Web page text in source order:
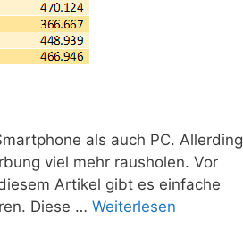
als auch PC.
viel mehr rausholen. Vor
Artikel gibt es einfache
Diese … Weiterlesen